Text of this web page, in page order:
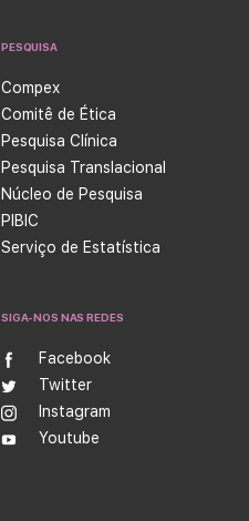
PESQUISA
Compex
Comitê de Ética
Pesquisa Clínica
Pesquisa Translacional
Núcleo de Pesquisa
PIBIC
Serviço de Estatística
SIGA-NOS NAS REDES
Facebook
Twitter
Instagram
Youtube